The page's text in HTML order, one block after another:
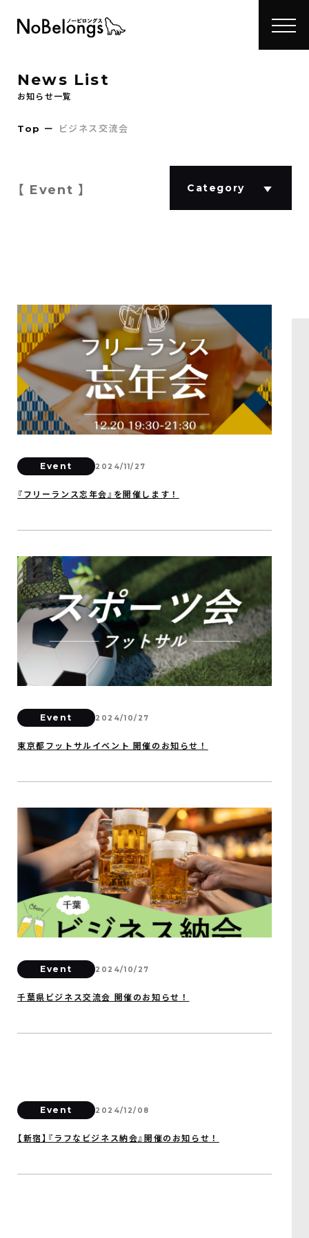
News List
お知らせ一覧
Top ー ビジネス交流会
【 Event 】 Category
Event 2024/11/27
『フリーランス忘年会』を開催します！
Event 2024/10/27
東京都フットサルイベント 開催のお知らせ！
Event 2024/10/27
千葉県ビジネス交流会 開催のお知らせ！
Event 2024/12/08
【新宿】『ラフなビジネス納会』開催のお知らせ！